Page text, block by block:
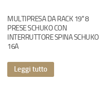
MULTIPRESA DA RACK 19″ 8
PRESE SCHUKO CON
INTERRUTTORE SPINA SCHUKO
16A
Leggi tutto